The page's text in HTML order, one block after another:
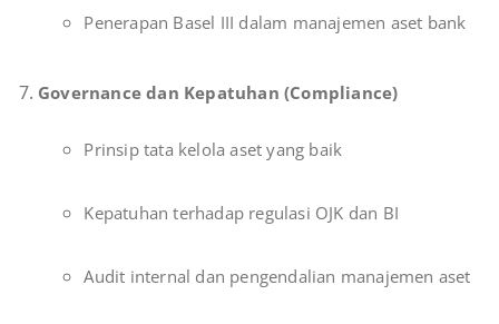
Penerapan Basel III dalam manajemen aset bank
Governance dan Kepatuhan (Compliance)
Prinsip tata kelola aset yang baik
Kepatuhan terhadap regulasi OJK dan BI
Audit internal dan pengendalian manajemen aset